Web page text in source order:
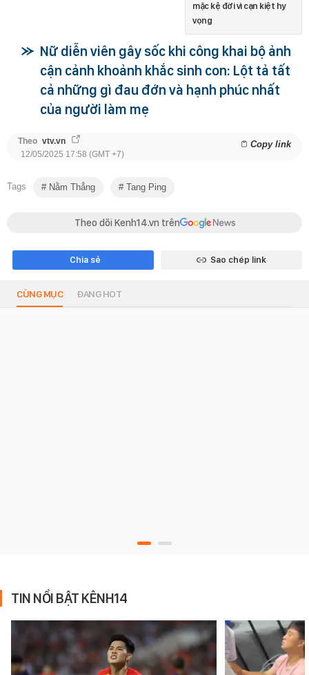
mặc kệ đời vì cạn kiệt hy
vọng
Nữ diễn viên gây sốc khi công khai bộ ảnh
cận cảnh khoảnh khắc sinh con: Lột tả tất
cả những gì đau đớn và hạnh phúc nhất
của người làm mẹ
Theo vtv.vn Copy link
12/05/2025 17:58 (GMT +7)
Tags Nằm Thẳng Tang Ping
Theo dõi Kenh14.vn trên
Chia sẻ Sao chép link
CÙNG MỤC ĐANG HOT
TIN NỔI BẬT KÊNH14